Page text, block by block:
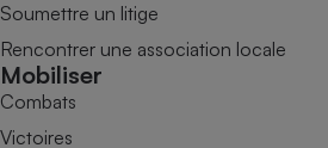
Soumettre un litige
Rencontrer une association locale
Mobiliser
Combats
Victoires